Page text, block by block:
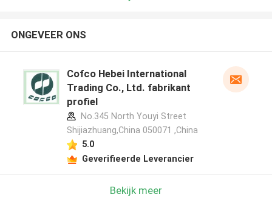
ONGEVEER ONS
Cofco Hebei International
Trading Co., Ltd. fabrikant
profiel
No.345 North Youyi Street
Shijiazhuang,China 050071 ,China
5.0
Geverifieerde Leverancier
Bekijk meer